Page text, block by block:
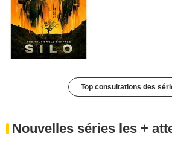
Top consultations des
Nouvelles séries les +